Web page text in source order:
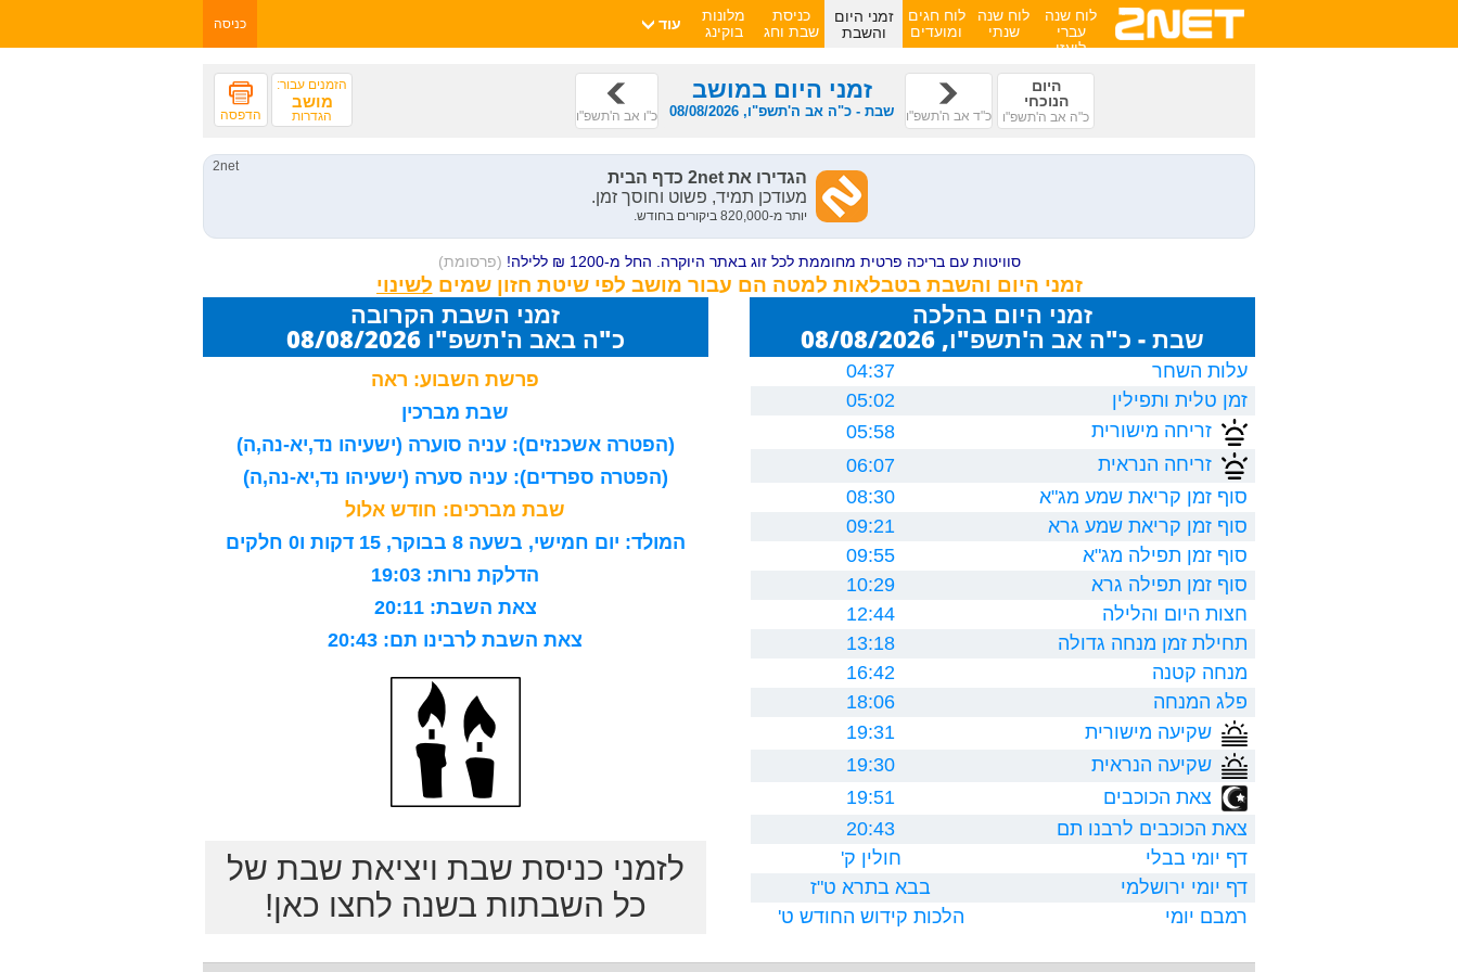
לוח שנה
עברי
לועזי
לוח שנה
שנתי
לוח חגים
ומועדים
זמני היום
והשבת
כניסת
שבת וחג
מלונות
בוקינג
עוד כניסה
הזמנים עבור:
מושב
הגדרות הדפסה
היום
הנוכחי
כ"ה אב ה'תשפ"ו כ"ד אב ה'תשפ"ו
זמני היום במושב
שבת - כ"ה אב ה'תשפ"ו, 08/08/2026 כ"ו אב ה'תשפ"ו
סוויטות עם בריכה פרטית מחוממת לכל זוג באתר היוקרה. החל מ-1200 ₪ ללילה! (פרסומת)
זמני היום והשבת בטבלאות למטה הם עבור מושב לפי שיטת חזון שמים
זמני היום בהלכה
שבת - כ"ה אב ה'תשפ"ו, 08/08/2026
עלות השחר
04:37
זמן טלית ותפילין
05:02
זריחה מישורית
05:58
זריחה הנראית
06:07
סוף זמן קריאת שמע מג"א
08:30
סוף זמן קריאת שמע גרא
09:21
סוף זמן תפילה מג"א
09:55
סוף זמן תפילה גרא
10:29
חצות היום והלילה
12:44
תחילת זמן מנחה גדולה
13:18
מנחה קטנה
16:42
פלג המנחה
18:06
שקיעה מישורית
19:31
שקיעה הנראית
19:30
צאת הכוכבים
19:51
צאת הכוכבים לרבנו תם
20:43
דף יומי בבלי
חולין ק'
דף יומי ירושלמי
בבא בתרא ט"ז
רמבם יומי
הלכות קידוש החודש ט'
זמני השבת הקרובה
כ"ה באב ה'תשפ"ו 08/08/2026
פרשת השבוע: ראה
שבת מברכין
(הפטרה אשכנזים): עניה סוערה (ישעיהו נד,יא-נה,ה)
(הפטרה ספרדים): עניה סערה (ישעיהו נד,יא-נה,ה)
שבת מברכים: חודש אלול
המולד: יום חמישי, בשעה 8 בבוקר, 15 דקות ו0 חלקים
הדלקת נרות: 19:03
צאת השבת: 20:11
צאת השבת לרבינו תם: 20:43
לזמני כניסת שבת ויציאת שבת של
כל השבתות בשנה לחצו כאן!